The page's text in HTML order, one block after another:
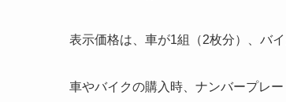
表示価格は、車が1組（2枚分）、バ
車やバイクの購入時、ナンバープレ